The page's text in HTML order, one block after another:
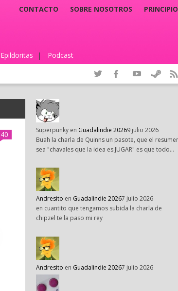
CONTACTO SOBRE NOSOTROS
Epildoritas | Podcast
40 Superpunky en Guadalindie 20269 julio 2026
Buah la charla de Quinns un pasote, que el
sea "chavales que la idea es JUGAR" es que todo…
Andresito en Guadalindie 20267 julio 2026
en cuantito que tengamos subida la charla de
chipzel te la paso mi rey
Andresito en Guadalindie 20267 julio 2026